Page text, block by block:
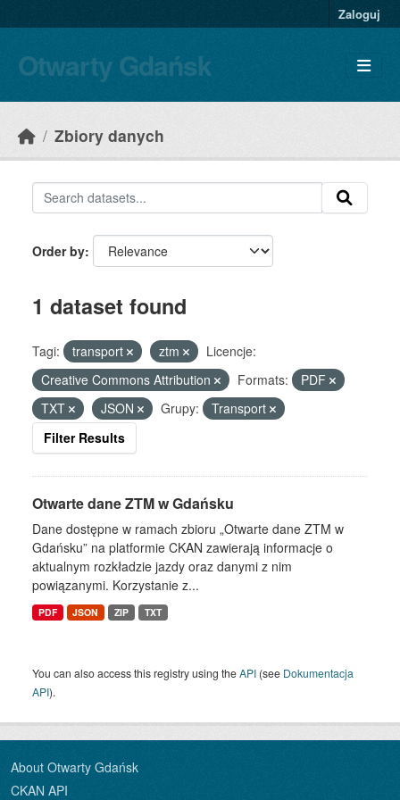
Zaloguj
Otwarty Gdańsk
Zbiory danych
Order by
1 dataset found
Tagi: transport ztm
Licencje:
Creative Commons Attribution
Formats:
PDF
TXT
JSON Grupy:
Transport
Filter Results
Otwarte dane ZTM w Gdańsku
Dane dostępne w ramach zbioru „Otwarte dane ZTM w
Gdańsku” na platformie CKAN zawierają informacje o
aktualnym rozkładzie jazdy oraz danymi z nim
powiązanymi. Korzystanie z...
PDF JSON ZIP TXT
You can also access this registry using theAPI (see Dokumentacja
API).
About Otwarty Gdańsk
CKAN API